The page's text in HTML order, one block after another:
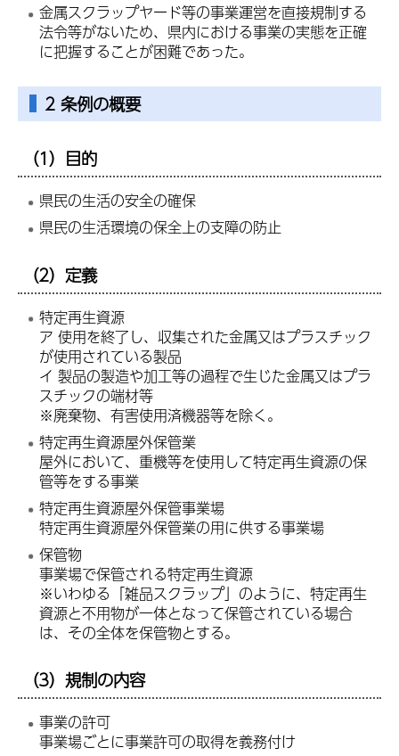
金属スクラップヤード等の事業運営を直接規制する
法令等がないため、県内における事業の実態を正確
に把握することが困難であった。
2 条例の概要
（1）目的
県民の生活の安全の確保
県民の生活環境の保全上の支障の防止
（2）定義
特定再生資源
ア 使用を終了し、収集された金属又はプラスチック
が使用されている製品
イ 製品の製造や加工等の過程で生じた金属又はプラ
スチックの端材等
※廃棄物、有害使用済機器等を除く。
特定再生資源屋外保管業
屋外において、重機等を使用して特定再生資源の保
管等をする事業
特定再生資源屋外保管事業場
特定再生資源屋外保管業の用に供する事業場
保管物
事業場で保管される特定再生資源
※いわゆる「雑品スクラップ」のように、特定再生
資源と不用物が一体となって保管されている場合
は、その全体を保管物とする。
（3）規制の内容
事業の許可
事業場ごとに事業許可の取得を義務付け